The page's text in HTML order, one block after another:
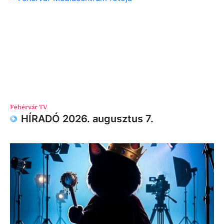
Fehérvár TV
HÍRADÓ 2026. augusztus 7.